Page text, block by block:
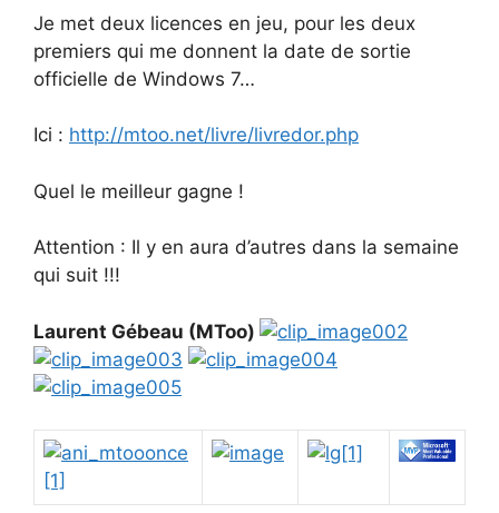
Je met deux licences en jeu, pour les deux
premiers qui me donnent la date de sortie
officielle de Windows 7…
Ici : http://mtoo.net/livre/livredor.php
Quel le meilleur gagne !
Attention : Il y en aura d’autres dans la semaine
qui suit !!!
Laurent Gébeau (MToo)